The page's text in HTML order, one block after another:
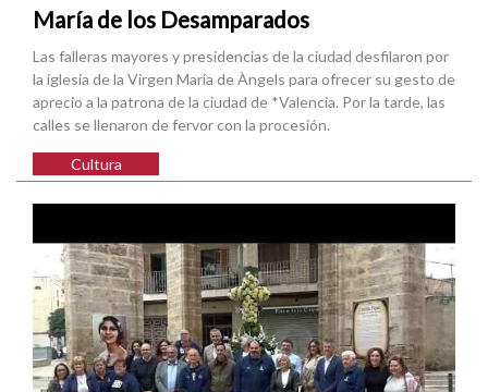
María de los Desamparados
Las falleras mayores y presidencias de la ciudad desfilaron por
la iglesia de la Virgen María de Àngels para ofrecer su gesto de
aprecio a la patrona de la ciudad de *Valencia. Por la tarde, las
calles se llenaron de fervor con la procesión.
Cultura